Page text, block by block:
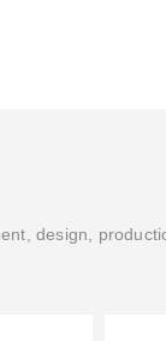
design,